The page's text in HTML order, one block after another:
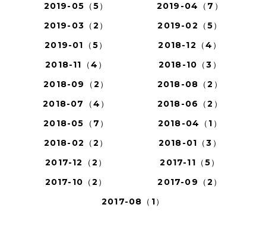
2019-05（5）
2019-04（7）
2019-03（2）
2019-02（5）
2019-01（5）
2018-12（4）
2018-11（4）
2018-10（3）
2018-09（2）
2018-08（2）
2018-07（4）
2018-06（2）
2018-05（7）
2018-04（1）
2018-02（2）
2018-01（3）
2017-12（2）
2017-11（5）
2017-10（2）
2017-09（2）
2017-08（1）